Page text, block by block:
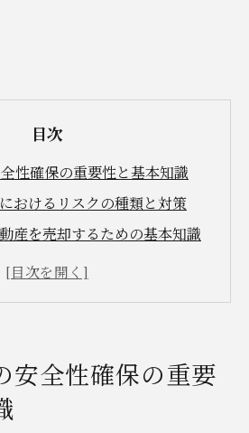
目次
性確保の重要性と基本知識
おけるリスクの種類と対策
産を売却するための基本知識
よる不動産売却への影響
エージェントの選び方
ントの特徴と見極め方
安全性確保の重要